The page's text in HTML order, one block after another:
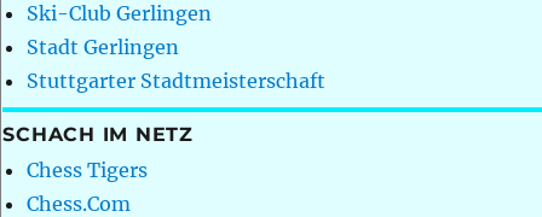
Ski-Club Gerlingen
Stadt Gerlingen
Stuttgarter Stadtmeisterschaft
SCHACH IM NETZ
Chess Tigers
Chess.Com